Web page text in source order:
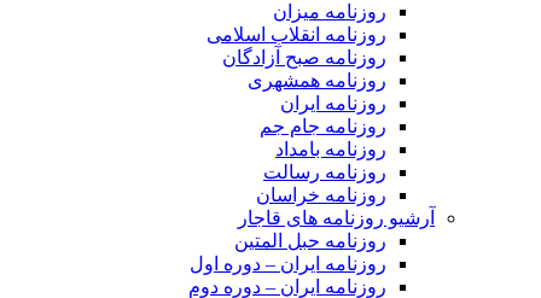
روزنامه میزان
روزنامه انقلاب اسلامی
روزنامه صبح آزادگان
روزنامه همشهری
روزنامه ایران
روزنامه جام جم
روزنامه بامداد
روزنامه رسالت
روزنامه خراسان
آرشیو روزنامه های قاجار
روزنامه حبل المتین
روزنامه ایران – دوره اول
روزنامه ایران – دوره دوم